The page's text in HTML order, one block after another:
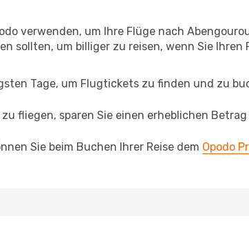
verwenden, um Ihre Flüge nach
sollten, um billiger zu reisen, wenn Sie Ihren
Tage, um Flugtickets zu finden und zu
fliegen, sparen Sie einen erheblichen
Sie beim Buchen Ihrer Reise dem Opodo